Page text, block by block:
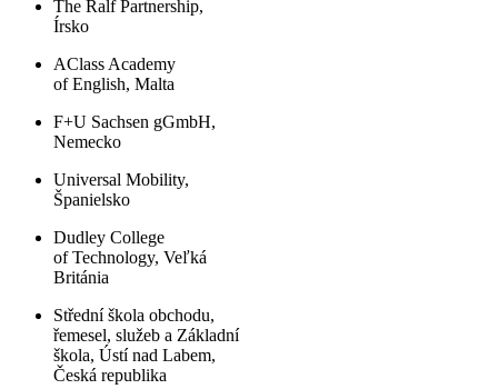
The Ralf Partnership,
Írsko
AClass Academy
of English, Malta
F+U Sachsen gGmbH,
Nemecko
Universal Mobility,
Španielsko
Dudley College
of Technology, Veľká
Británia
Střední škola obchodu,
řemesel, služeb a Základní
škola, Ústí nad Labem,
Česká republika